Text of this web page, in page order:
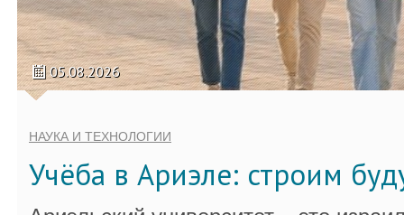
05.08.2026
НАУКА И ТЕХНОЛОГИИ
Учёба в Ариэле: строим